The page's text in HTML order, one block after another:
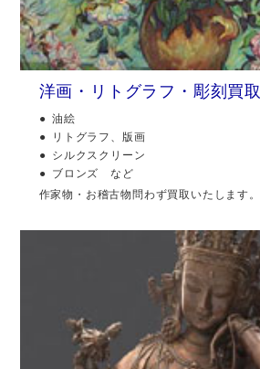
洋画・リトグラフ・彫刻買取
油絵
リトグラフ、版画
シルクスクリーン
ブロンズ など
作家物・お稽古物問わず買取いたします。